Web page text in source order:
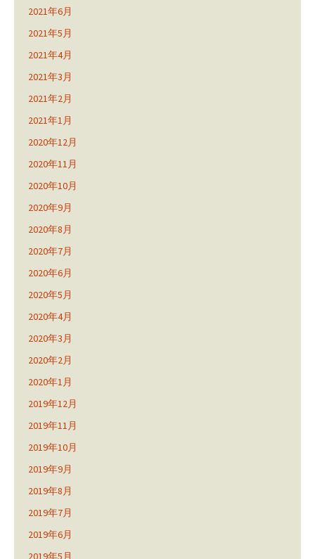
2021年6月
2021年5月
2021年4月
2021年3月
2021年2月
2021年1月
2020年12月
2020年11月
2020年10月
2020年9月
2020年8月
2020年7月
2020年6月
2020年5月
2020年4月
2020年3月
2020年2月
2020年1月
2019年12月
2019年11月
2019年10月
2019年9月
2019年8月
2019年7月
2019年6月
2019年5月